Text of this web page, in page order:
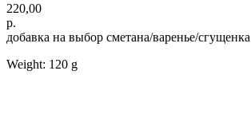
220,00
р.
добавка на выбор сметана/варенье/сгущенка
Weight: 120 g